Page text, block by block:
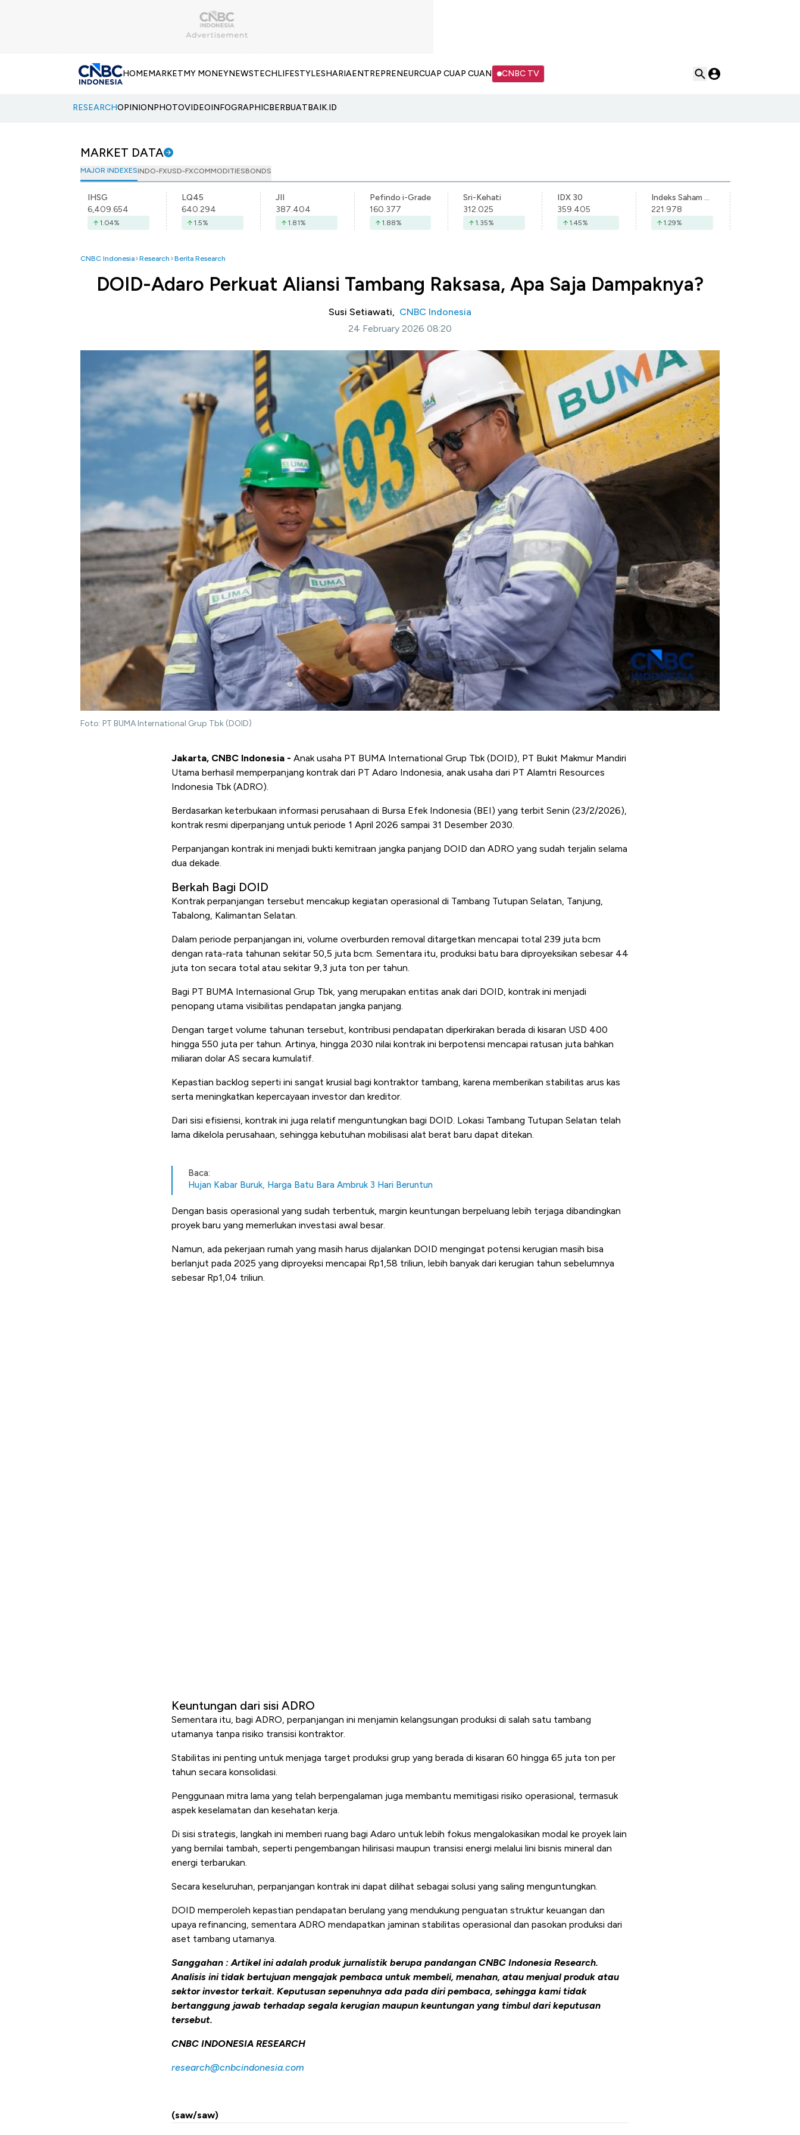
HOMEMARKETMY MONEYNEWSTECHLIFESTYLESHARIAENTREPRENEURCUAP CUAP CUAN CNBC TV
RESEARCHOPINIONPHOTOVIDEOINFOGRAPHICBERBUATBAIK.ID
MARKET DATA
MAJOR INDEXESINDO-FXUSD-FXCOMMODITIESBONDS
IHSG
6,409.654
1.04%
LQ45
640.294
1.5%
JII
387.404
1.81%
Pefindo i-Grade
160.377
1.88%
Sri-Kehati
312.025
1.35%
IDX 30
359.405
1.45%
Indeks Saham Syariah Indonesia
221.978
1.29%
CNBC Indonesia Research Berita Research
DOID-Adaro Perkuat Aliansi Tambang Raksasa, Apa Saja Dampaknya?
Susi Setiawati, CNBC Indonesia
24 February 2026 08:20
Foto: PT BUMA International Grup Tbk (DOID)
Jakarta, CNBC Indonesia - Anak usaha PT BUMA International Grup Tbk (DOID), PT Bukit Makmur Mandiri
Utama berhasil memperpanjang kontrak dari PT Adaro Indonesia, anak usaha dari PT Alamtri Resources
Indonesia Tbk (ADRO).
Berdasarkan keterbukaan informasi perusahaan di Bursa Efek Indonesia (BEI) yang terbit Senin (23/2/2026),
kontrak resmi diperpanjang untuk periode 1 April 2026 sampai 31 Desember 2030.
Perpanjangan kontrak ini menjadi bukti kemitraan jangka panjang DOID dan ADRO yang sudah terjalin selama
dua dekade.
Berkah Bagi DOID
Kontrak perpanjangan tersebut mencakup kegiatan operasional di Tambang Tutupan Selatan, Tanjung,
Tabalong, Kalimantan Selatan.
Dalam periode perpanjangan ini, volume overburden removal ditargetkan mencapai total 239 juta bcm
dengan rata-rata tahunan sekitar 50,5 juta bcm. Sementara itu, produksi batu bara diproyeksikan sebesar 44
juta ton secara total atau sekitar 9,3 juta ton per tahun.
Bagi PT BUMA Internasional Grup Tbk, yang merupakan entitas anak dari DOID, kontrak ini menjadi
penopang utama visibilitas pendapatan jangka panjang.
Dengan target volume tahunan tersebut, kontribusi pendapatan diperkirakan berada di kisaran USD 400
hingga 550 juta per tahun. Artinya, hingga 2030 nilai kontrak ini berpotensi mencapai ratusan juta bahkan
miliaran dolar AS secara kumulatif.
Kepastian backlog seperti ini sangat krusial bagi kontraktor tambang, karena memberikan stabilitas arus kas
serta meningkatkan kepercayaan investor dan kreditor.
Dari sisi efisiensi, kontrak ini juga relatif menguntungkan bagi DOID. Lokasi Tambang Tutupan Selatan telah
lama dikelola perusahaan, sehingga kebutuhan mobilisasi alat berat baru dapat ditekan.
Baca:
Hujan Kabar Buruk, Harga Batu Bara Ambruk 3 Hari Beruntun
Dengan basis operasional yang sudah terbentuk, margin keuntungan berpeluang lebih terjaga dibandingkan
proyek baru yang memerlukan investasi awal besar.
Namun, ada pekerjaan rumah yang masih harus dijalankan DOID mengingat potensi kerugian masih bisa
berlanjut pada 2025 yang diproyeksi mencapai Rp1,58 triliun, lebih banyak dari kerugian tahun sebelumnya
sebesar Rp1,04 triliun.
Keuntungan dari sisi ADRO
Sementara itu, bagi ADRO, perpanjangan ini menjamin kelangsungan produksi di salah satu tambang
utamanya tanpa risiko transisi kontraktor.
Stabilitas ini penting untuk menjaga target produksi grup yang berada di kisaran 60 hingga 65 juta ton per
tahun secara konsolidasi.
Penggunaan mitra lama yang telah berpengalaman juga membantu memitigasi risiko operasional, termasuk
aspek keselamatan dan kesehatan kerja.
Di sisi strategis, langkah ini memberi ruang bagi Adaro untuk lebih fokus mengalokasikan modal ke proyek lain
yang bernilai tambah, seperti pengembangan hilirisasi maupun transisi energi melalui lini bisnis mineral dan
energi terbarukan.
Secara keseluruhan, perpanjangan kontrak ini dapat dilihat sebagai solusi yang saling menguntungkan.
DOID memperoleh kepastian pendapatan berulang yang mendukung penguatan struktur keuangan dan
upaya refinancing, sementara ADRO mendapatkan jaminan stabilitas operasional dan pasokan produksi dari
aset tambang utamanya.
Sanggahan : Artikel ini adalah produk jurnalistik berupa pandangan CNBC Indonesia Research.
Analisis ini tidak bertujuan mengajak pembaca untuk membeli, menahan, atau menjual produk atau
sektor investor terkait. Keputusan sepenuhnya ada pada diri pembaca, sehingga kami tidak
bertanggung jawab terhadap segala kerugian maupun keuntungan yang timbul dari keputusan
tersebut.
CNBC INDONESIA RESEARCH
research@cnbcindonesia.com
(saw/saw)